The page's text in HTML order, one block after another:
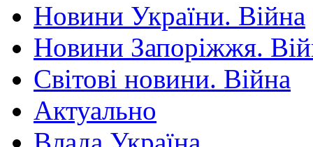
Новини України. Війна
Новини Запоріжжя.
Світові новини. Війна
Актуально